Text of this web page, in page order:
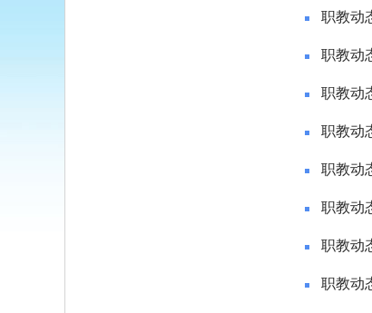
职教动
职教动
职教动
职教动
职教动
职教动
职教动
职教动